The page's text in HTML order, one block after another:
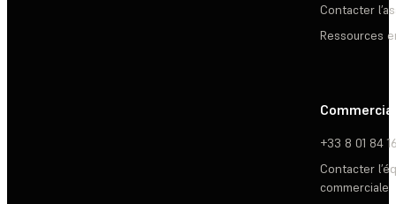
Contacter
Ressources
Commercial
+33 8 01 84
Contacter
commerciale